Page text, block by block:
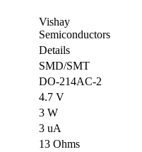
Vishay
Semiconductors
Details
SMD/SMT
DO-214AC-2
4.7 V
3 W
3 uA
13 Ohms